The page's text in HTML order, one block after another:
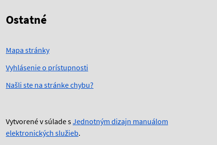
Ostatné
Mapa stránky
Vyhlásenie o prístupnosti
Našli ste na stránke chybu?
Vytvorené v súlade sJednotným dizajn manuálom
elektronických služieb.